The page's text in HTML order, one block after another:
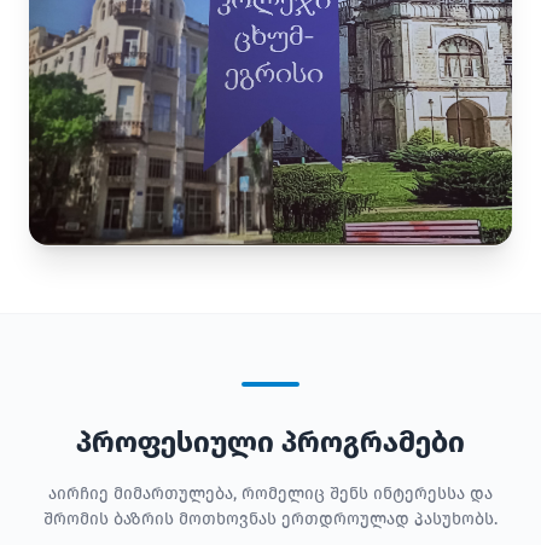
პროფესიული პროგრამები
აირჩიე მიმართულება, რომელიც შენს ინტერესსა და
შრომის ბაზრის მოთხოვნას ერთდროულად პასუხობს.